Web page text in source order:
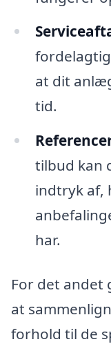
at dit
tid.
tilbud kan
indtryk af,
har.
For det andet
at
forhold til de